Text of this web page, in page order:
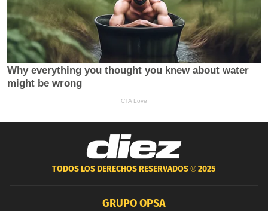
TODOS LOS DERECHOS RESERVADOS ®2025
GRUPO OPSA